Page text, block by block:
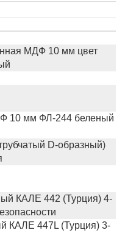
МДФ 10 мм цвет
10 мм ФЛ-244 беленый
D-образный)
КАЛЕ 442 (Турция) 4-
КАЛЕ 447L (Турция) 3-